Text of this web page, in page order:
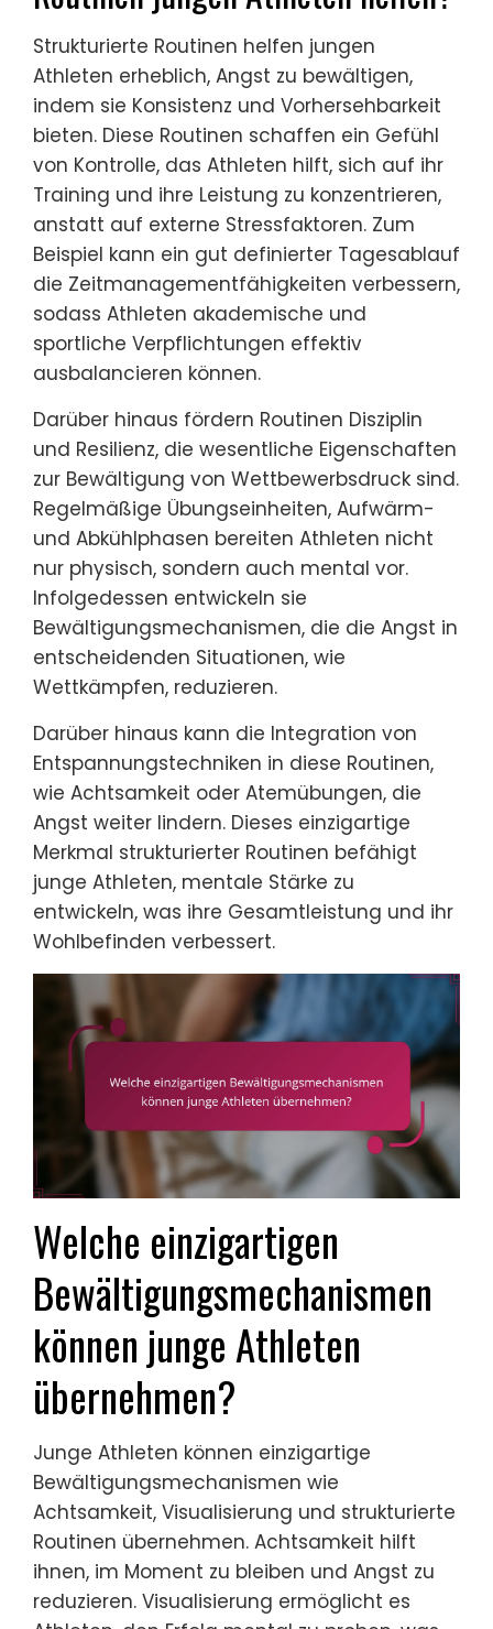
Strukturierte Routinen helfen jungen
Athleten erheblich, Angst zu bewältigen,
indem sie Konsistenz und Vorhersehbarkeit
bieten. Diese Routinen schaffen ein Gefühl
von Kontrolle, das Athleten hilft, sich auf ihr
Training und ihre Leistung zu konzentrieren,
anstatt auf externe Stressfaktoren. Zum
Beispiel kann ein gut definierter Tagesablauf
die Zeitmanagementfähigkeiten verbessern,
sodass Athleten akademische und
sportliche Verpflichtungen effektiv
ausbalancieren können.
Darüber hinaus fördern Routinen Disziplin
und Resilienz, die wesentliche Eigenschaften
zur Bewältigung von Wettbewerbsdruck sind.
Regelmäßige Übungseinheiten, Aufwärm-
und Abkühlphasen bereiten Athleten nicht
nur physisch, sondern auch mental vor.
Infolgedessen entwickeln sie
Bewältigungsmechanismen, die die Angst in
entscheidenden Situationen, wie
Wettkämpfen, reduzieren.
Darüber hinaus kann die Integration von
Entspannungstechniken in diese Routinen,
wie Achtsamkeit oder Atemübungen, die
Angst weiter lindern. Dieses einzigartige
Merkmal strukturierter Routinen befähigt
junge Athleten, mentale Stärke zu
entwickeln, was ihre Gesamtleistung und ihr
Wohlbefinden verbessert.
Welche einzigartigen
Bewältigungsmechanismen
können junge Athleten
übernehmen?
Junge Athleten können einzigartige
Bewältigungsmechanismen wie
Achtsamkeit, Visualisierung und strukturierte
Routinen übernehmen. Achtsamkeit hilft
ihnen, im Moment zu bleiben und Angst zu
reduzieren. Visualisierung ermöglicht es